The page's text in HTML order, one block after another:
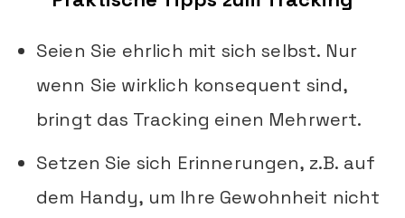
Seien Sie ehrlich mit sich selbst. Nur
wenn Sie wirklich konsequent sind,
bringt das Tracking einen Mehrwert.
Setzen Sie sich Erinnerungen, z.B. auf
dem Handy, um Ihre Gewohnheit nicht